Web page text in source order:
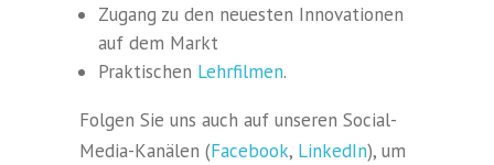
Zugang zu den neuesten Innovationen
auf dem Markt
Praktischen Lehrfilmen.
Folgen Sie uns auch auf unseren Social-
Media-Kanälen (Facebook, LinkedIn), um